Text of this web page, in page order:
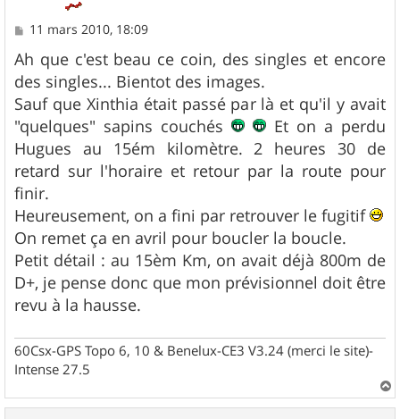
M
s
s
a
g
e
11 mars 2010, 18:09
Ah que c'est beau ce coin, des singles et encore
des singles... Bientot des images.
Sauf que Xinthia était passé par là et qu'il y avait
"quelques" sapins couchés
Et on a perdu
Hugues au 15ém kilomètre. 2 heures 30 de
retard sur l'horaire et retour par la route pour
finir.
Heureusement, on a fini par retrouver le fugitif
On remet ça en avril pour boucler la boucle.
Petit détail : au 15èm Km, on avait déjà 800m de
D+, je pense donc que mon prévisionnel doit être
revu à la hausse.
60Csx-GPS Topo 6, 10 & Benelux-CE3 V3.24 (merci le site)-
Intense 27.5
a